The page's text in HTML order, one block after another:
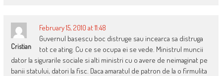
Cristian
February 15, 2010 at 11:48
Guvernul basescu boc distruge sau incearca sa distruga
tot ce ating. Cu ce se ocupa ei se vede. Ministrul muncii
dator la sigurarile sociale si alti ministri cu o avere de neimaginat pe
banii statului, datori la fisc. Daca amaratul de patron de la o firmulita